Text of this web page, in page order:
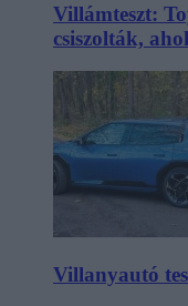
Villámteszt:
csiszolták,
Villanyautó